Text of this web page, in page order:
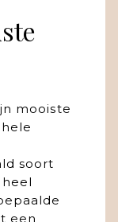
mooiste
soort
een